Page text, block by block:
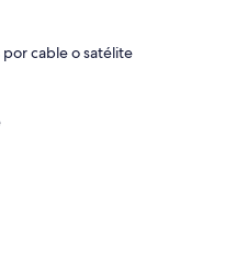
por cable o satélite